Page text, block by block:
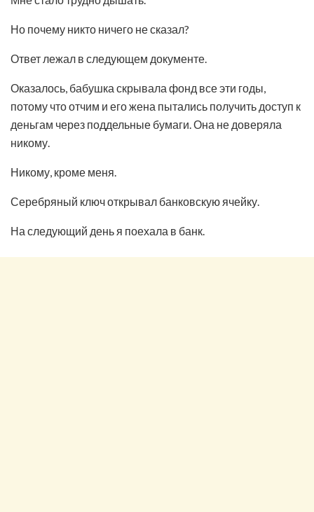
Но почему никто ничего не сказал?
Ответ лежал в следующем документе.
Оказалось, бабушка скрывала фонд все эти годы,
потому что отчим и его жена пытались получить доступ к
деньгам через поддельные бумаги. Она не доверяла
никому.
Никому, кроме меня.
Серебряный ключ открывал банковскую ячейку.
На следующий день я поехала в банк.